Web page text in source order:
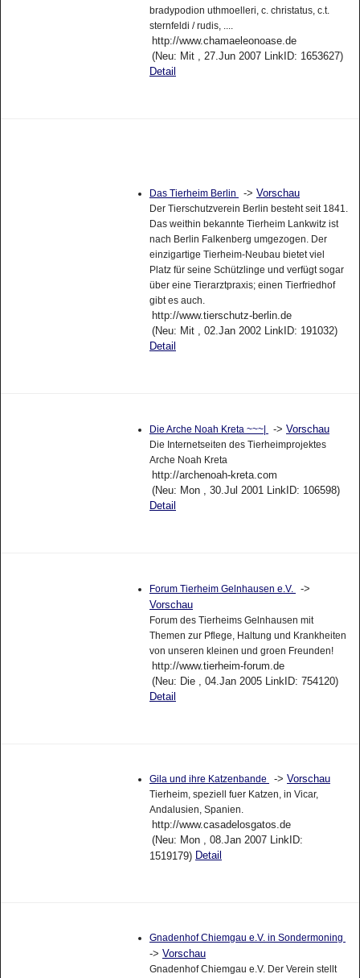
bradypodion uthmoelleri, c. christatus, c.t.
sternfeldi / rudis, ....
http://www.chamaeleonoase.de
(Neu: Mit , 27.Jun 2007 LinkID: 1653627)
Detail
Das Tierheim Berlin -> Vorschau
Der Tierschutzverein Berlin besteht seit 1841.
Das weithin bekannte Tierheim Lankwitz ist
nach Berlin Falkenberg umgezogen. Der
einzigartige Tierheim-Neubau bietet viel
Platz für seine Schützlinge und verfügt sogar
über eine Tierarztpraxis; einen Tierfriedhof
gibt es auch.
http://www.tierschutz-berlin.de
(Neu: Mit , 02.Jan 2002 LinkID: 191032)
Detail
Die Arche Noah Kreta ~~~| -> Vorschau
Die Internetseiten des Tierheimprojektes
Arche Noah Kreta
http://archenoah-kreta.com
(Neu: Mon , 30.Jul 2001 LinkID: 106598)
Detail
Forum Tierheim Gelnhausen e.V.
->
Vorschau
Forum des Tierheims Gelnhausen mit
Themen zur Pflege, Haltung und Krankheiten
von unseren kleinen und groen Freunden!
http://www.tierheim-forum.de
(Neu: Die , 04.Jan 2005 LinkID: 754120)
Detail
Gila und ihre Katzenbande -> Vorschau
Tierheim, speziell fuer Katzen, in Vicar,
Andalusien, Spanien.
http://www.casadelosgatos.de
(Neu: Mon , 08.Jan 2007 LinkID:
1519179) Detail
Gnadenhof Chiemgau e.V. in Sondermoning
-> Vorschau
Gnadenhof Chiemgau e.V. Der Verein stellt